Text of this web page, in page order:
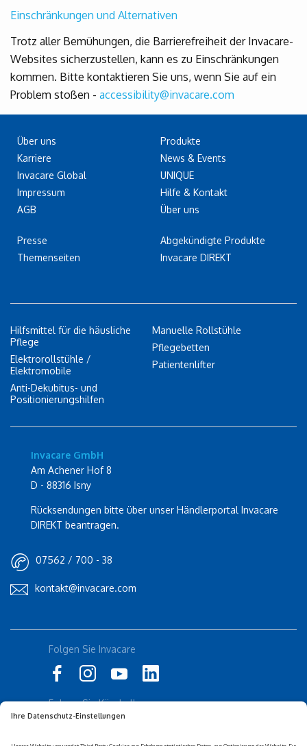
Einschränkungen und Alternativen
Trotz aller Bemühungen, die Barrierefreiheit der Invacare-
Websites sicherzustellen, kann es zu Einschränkungen
kommen. Bitte kontaktieren Sie uns, wenn Sie auf ein
Problem stoßen - accessibility@invacare.com
Über uns
Karriere
Invacare Global
Impressum
AGB
Presse
Themenseiten
Produkte
News & Events
UNIQUE
Hilfe & Kontakt
Über uns
Abgekündigte Produkte
Invacare DIREKT
Hilfsmittel für die häusliche
Pflege
Elektrorollstühle /
Elektromobile
Anti-Dekubitus- und
Positionierungshilfen
Manuelle Rollstühle
Pflegebetten
Patientenlifter
Invacare GmbH
Am Achener Hof 8
D - 88316 Isny
Rücksendungen bitte über unser Händlerportal Invacare
DIREKT beantragen.
07562 / 700 - 38
kontakt@invacare.com
Folgen Sie Invacare
Folgen Sie Küschall